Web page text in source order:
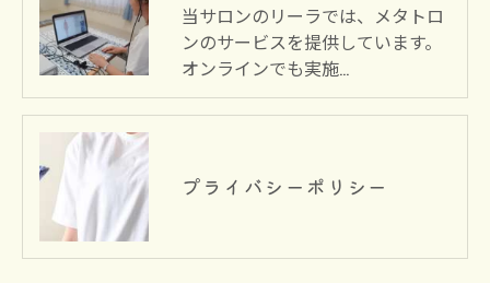
当サロンのリーラでは、メタトロ
ンのサービスを提供しています。
オンラインでも実施…
プライバシーポリシー